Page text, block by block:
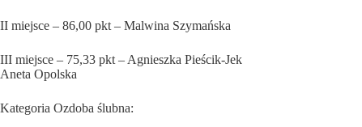
II miejsce – 86,00 pkt – Malwina Szymańska
III miejsce – 75,33 pkt – Agnieszka Pieścik-Jek
Aneta Opolska
Kategoria Ozdoba ślubna: